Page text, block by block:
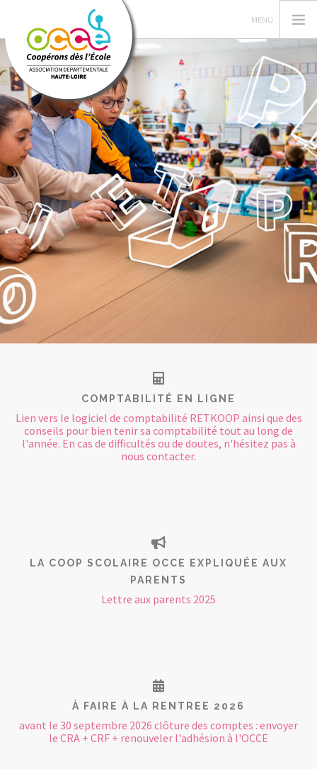
L'OCCE, C'EST QUOI?
GERER SA COOPERATIVE
NOS ACTIONS
NOS RESSOURCES
NOS FORMATIONS
PRÊTS ET SERVICES
INFOS
RECHERCHER
CONTACT
COMPTABILITÉ EN LIGNE
Lien vers le logiciel de comptabilité RETKOOP ainsi que des
conseils pour bien tenir sa comptabilité tout au long de
l'année. En cas de difficultés ou de doutes, n'hésitez pas à
nous contacter.
LA COOP SCOLAIRE OCCE EXPLIQUÉE AUX
PARENTS
Lettre aux parents 2025
À FAIRE À LA RENTREE 2026
avant le 30 septembre 2026 clôture des comptes : envoyer
le CRA + CRF + renouveler l'adhésion à l'OCCE